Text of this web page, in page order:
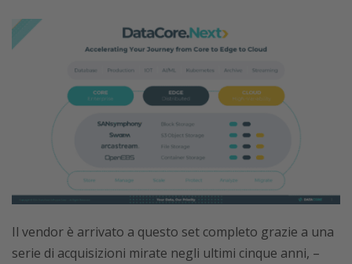
Il vendor è arrivato a questo set completo grazie a una
serie di acquisizioni mirate negli ultimi cinque anni, –